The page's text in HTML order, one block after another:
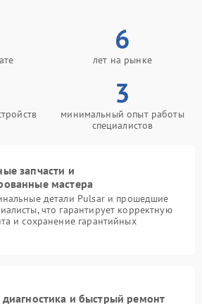
6
лет на рынке
3
минимальный опыт работы
специалистов
запчасти и
мастера
детали Pulsar и прошедшие
что гарантирует корректную
и сохранение гарантийных
диагностика и быстрый ремонт